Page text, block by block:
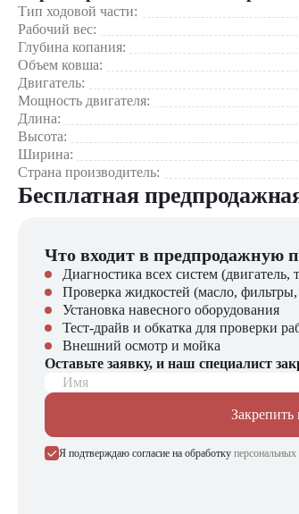
Тип ходовой части:
Рабочий вес:
Глубина копания:
Объем ковша:
Двигатель:
Мощность двигателя:
Длина:
Высота:
Ширина:
Страна производитель:
Бесплатная
Что входит в предпродажную
Диагностика всех систем
Проверка жидкостей (масло,
Установка навесного оборудования
Тест-драйв и обкатка для проверки
Внешний осмотр и мойка
Оставьте заявку, и наш специалист
Имя
Я подтверждаю согласие на обработку